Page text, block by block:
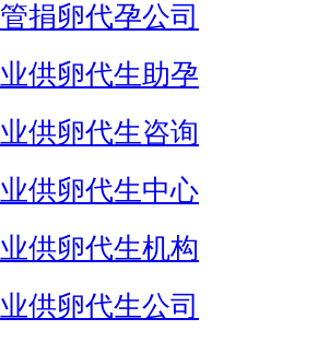
捐卵代孕公司
供卵代生助孕
供卵代生咨询
供卵代生中心
供卵代生机构
供卵代生公司